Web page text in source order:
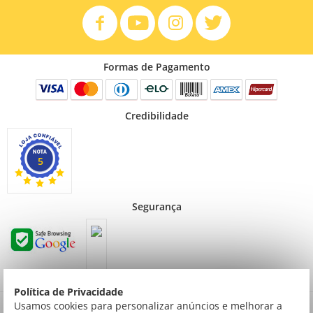
Política de Privacidade
Usamos cookies para personalizar anúncios e melhorar a
Formas de Pagamento
Credibilidade
5
Segurança
Preços válidos para consumidor final não contribuinte. Preços exclusivos para compras